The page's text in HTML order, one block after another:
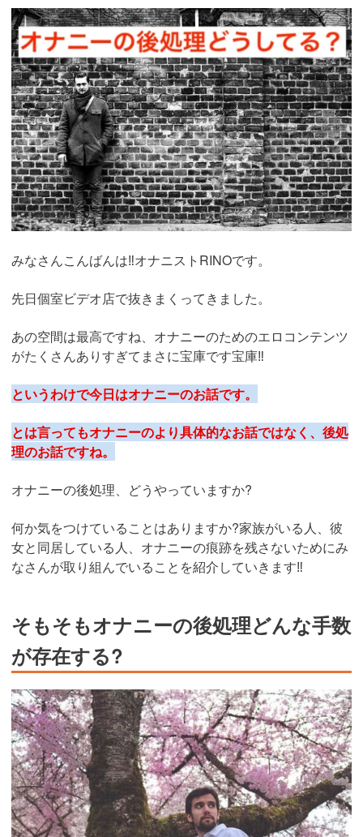
みなさんこんばんは‼︎オナニストRINOです。
先日個室ビデオ店で抜きまくってきました。
あの空間は最高ですね、オナニーのためのエロコンテンツ
がたくさんありすぎてまさに宝庫です宝庫‼︎
というわけで今日はオナニーのお話です。
とは言ってもオナニーのより具体的なお話ではなく、後処
理のお話ですね。
オナニーの後処理、どうやっていますか?
何か気をつけていることはありますか?家族がいる人、彼
女と同居している人、オナニーの痕跡を残さないためにみ
なさんが取り組んでいることを紹介していきます‼︎
そもそもオナニーの後処理どんな手数
が存在する?